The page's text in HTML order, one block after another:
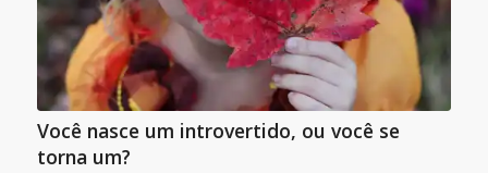
Você nasce um introvertido, ou você se
torna um?